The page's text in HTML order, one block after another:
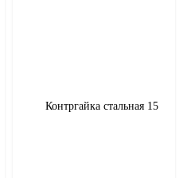
Контргайка стальная 15